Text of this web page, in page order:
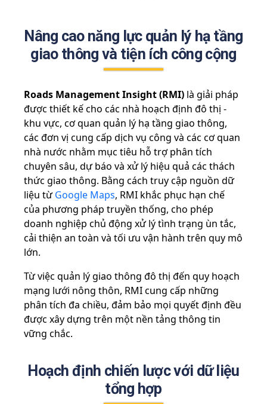
Nâng cao năng lực quản lý hạ tầng
giao thông và tiện ích công cộng
Roads Management Insight (RMI) là giải pháp
được thiết kế cho các nhà hoạch định đô thị -
khu vực, cơ quan quản lý hạ tầng giao thông,
các đơn vị cung cấp dịch vụ công và các cơ quan
nhà nước nhằm mục tiêu hỗ trợ phân tích
chuyên sâu, dự báo và xử lý hiệu quả các thách
thức giao thông. Bằng cách truy cập nguồn dữ
liệu từGoogle Maps, RMI khắc phục hạn chế
của phương pháp truyền thống, cho phép
doanh nghiệp chủ động xử lý tình trạng ùn tắc,
cải thiện an toàn và tối ưu vận hành trên quy mô
lớn.
Từ việc quản lý giao thông đô thị đến quy hoạch
mạng lưới nông thôn, RMI cung cấp những
phân tích đa chiều, đảm bảo mọi quyết định đều
được xây dựng trên một nền tảng thông tin
vững chắc.
Hoạch định chiến lược với dữ liệu
tổng hợp